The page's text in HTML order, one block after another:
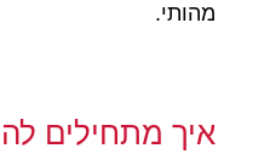
מהותי.
איך מתחילים